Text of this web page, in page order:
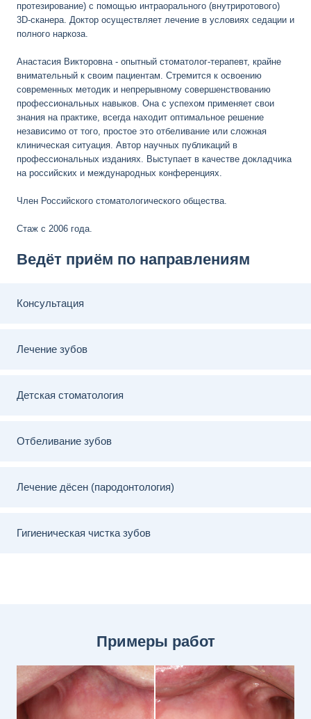
протезирование) с помощью интраорального (внутриротового)
3D-сканера. Доктор осуществляет лечение в условиях седации и
полного наркоза.
Анастасия Викторовна - опытный стоматолог-терапевт, крайне
внимательный к своим пациентам. Стремится к освоению
современных методик и непрерывному совершенствованию
профессиональных навыков. Она с успехом применяет свои
знания на практике, всегда находит оптимальное решение
независимо от того, простое это отбеливание или сложная
клиническая ситуация. Автор научных публикаций в
профессиональных изданиях. Выступает в качестве докладчика
на российских и международных конференциях.
Член Российского стоматологического общества.
Стаж с 2006 года.
Ведёт приём по направлениям
Консультация
Лечение зубов
Детская стоматология
Отбеливание зубов
Лечение дёсен (пародонтология)
Гигиеническая чистка зубов
Примеры работ